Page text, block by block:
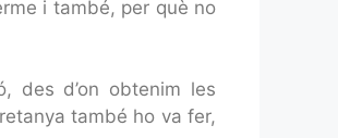
i també, per què no
des d’on obtenim les
també ho va fer,